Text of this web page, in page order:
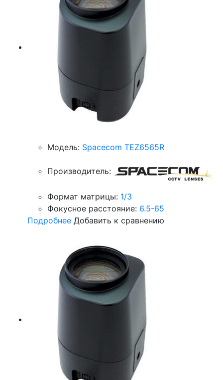
Модель: Spacecom TEZ6565R
Производитель:
Формат матрицы: 1/3
Фокусное расстояние: 6.5-65
Подробнее Добавить к сравнению